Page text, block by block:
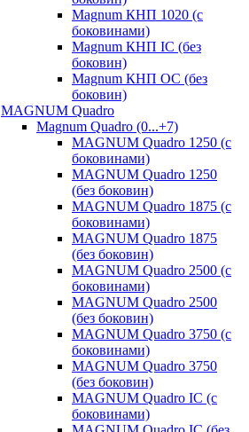
Magnum КНП 1020 (с
боковинами)
Magnum КНП IC (без
боковин)
Magnum КНП OC (без
боковин)
MAGNUM Quadro
Magnum Quadro (0...+7)
MAGNUM Quadro 1250 (с
боковинами)
MAGNUM Quadro 1250
(без боковин)
MAGNUM Quadro 1875 (с
боковинами)
MAGNUM Quadro 1875
(без боковин)
MAGNUM Quadro 2500 (с
боковинами)
MAGNUM Quadro 2500
(без боковин)
MAGNUM Quadro 3750 (с
боковинами)
MAGNUM Quadro 3750
(без боковин)
MAGNUM Quadro IC (с
боковинами)